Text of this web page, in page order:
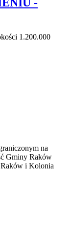
-
1.200.000
na
Gminy Raków
i Kolonia